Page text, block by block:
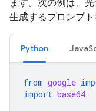
ます。次の例は、
生成するプロンプト
Python
from google
import base64